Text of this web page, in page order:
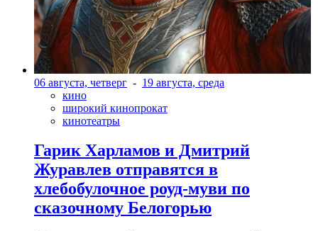
06 августа, четверг - 19 августа, среда
кино
широкий кинопрокат
кинотеатры
Гарик Харламов и Дмитрий
Журавлев отправятся в
хлебобулочное роуд-муви по
сказочному Белогорью